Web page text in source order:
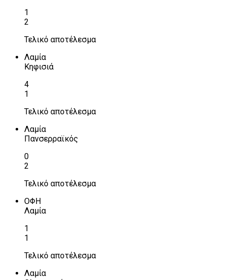
1
2
Τελικό αποτέλεσμα
Λαμία
Κηφισιά
4
1
Τελικό αποτέλεσμα
Λαμία
Πανσερραϊκός
0
2
Τελικό αποτέλεσμα
ΟΦΗ
Λαμία
1
1
Τελικό αποτέλεσμα
Λαμία